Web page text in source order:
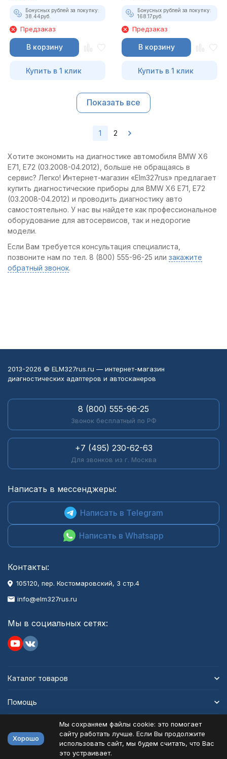
Бонусных рублей за покупку:
38.44руб.
Предзаказ
В корзину
Купить в 1 клик
Бонусных рублей за покупку:
168.17руб.
Предзаказ
В корзину
Купить в 1 клик
Показать все
1 2
Хотите экономить на диагностике автомобиля BMW X6
E71, E72 (03.2008-04.2012), больше не обращаясь в
сервис? Легко! Интернет-магазин «Elm327rus» предлагает
купить диагностические приборы для BMW X6 E71, E72
(03.2008-04.2012) и проводить диагностику авто
самостоятельно. У нас вы найдете как профессиональное
оборудование для автосервисов, так и недорогие
модели.
Если Вам требуется консультация специалиста,
позвоните нам по тел. 8 (800) 555-96-25 или закажите
обратный звонок.
2013-2026 © ELM327rus.ru — интернет-магазин
диагностических адаптеров и автосканеров
8 (800) 555-96-25
Звонок бесплатный по РФ
+7 (495) 230-62-63
Для звонков из г. Москва
Написать в мессенджеры:
Написать в Telegram
Написать в Whatsapp
Контакты:
105120, пер. Костомаровский, 3 стр.4
info@elm327rus.ru
Мы в социальных сетях:
Каталог товаров
Помощь
Политика персональных данных
Хорошо
Мы сохраняем файлы cookie: это помогает
сайту работать лучше. Если Вы продолжите
использовать сайт, мы будем считать, что Вас
это устраивает.